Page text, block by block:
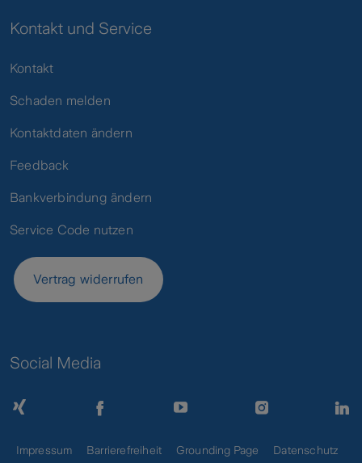
Kontakt und Service
Kontakt
Schaden melden
Kontaktdaten ändern
Feedback
Bankverbindung ändern
Service Code nutzen
Vertrag widerrufen
Social Media
Impressum Barrierefreiheit Grounding Page Datenschutz